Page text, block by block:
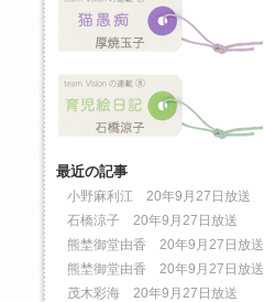
最近の記事
小野麻利江 20年9月27日放送
石橋涼子 20年9月27日放送
熊埜御堂由香 20年9月27日放送
熊埜御堂由香 20年9月27日放送
茂木彩海 20年9月27日放送